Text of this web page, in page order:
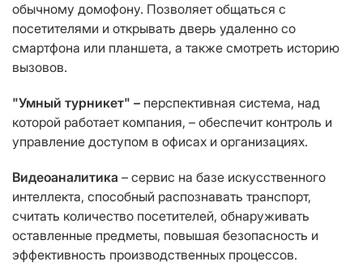
обычному домофону. Позволяет общаться с
посетителями и открывать дверь удаленно со
смартфона или планшета, а также смотреть историю
вызовов.
"Умный турникет" – перспективная система, над
которой работает компания, – обеспечит контроль и
управление доступом в офисах и организациях.
Видеоаналитика – сервис на базе искусственного
интеллекта, способный распознавать транспорт,
считать количество посетителей, обнаруживать
оставленные предметы, повышая безопасность и
эффективность производственных процессов.